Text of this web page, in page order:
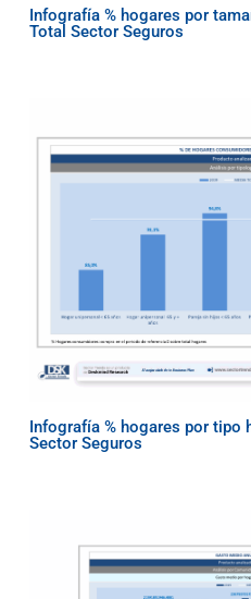
Infografía % hogares por
Total Sector Seguros
Infografía % hogares por tipo
Sector Seguros